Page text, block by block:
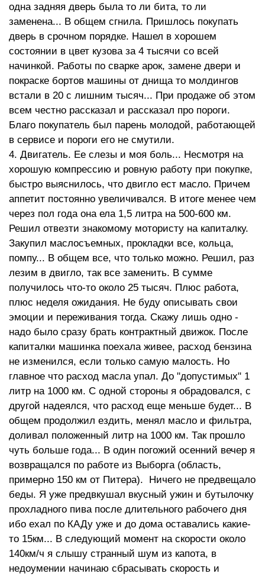
одна задняя дверь была то ли бита, то ли
заменена... В общем сгнила. Пришлось покупать
дверь в срочном порядке. Нашел в хорошем
состоянии в цвет кузова за 4 тысячи со всей
начинкой. Работы по сварке арок, замене двери и
покраске бортов машины от днища то молдингов
встали в 20 с лишним тысяч... При продаже об этом
всем честно рассказал и рассказал про пороги.
Благо покупатель был парень молодой, работающей
в сервисе и пороги его не смутили.
4. Двигатель. Ее слезы и моя боль... Несмотря на
хорошую компрессию и ровную работу при покупке,
быстро выяснилось, что двигло ест масло. Причем
аппетит постоянно увеличивался. В итоге менее чем
через пол года она ела 1,5 литра на 500-600 км.
Решил отвезти знакомому мотористу на капиталку.
Закупил маслосъемных, прокладки все, кольца,
помпу... В общем все, что только можно. Решил, раз
лезим в двигло, так все заменить. В сумме
получилось что-то около 25 тысяч. Плюс работа,
плюс неделя ожидания. Не буду описывать свои
эмоции и переживания тогда. Скажу лишь одно -
надо было сразу брать контрактный движок. После
капиталки машинка поехала живее, расход бензина
не изменился, если только самую малость. Но
главное что расход масла упал. До "допустимых" 1
литр на 1000 км. С одной стороны я обрадовался, с
другой надеялся, что расход еще меньше будет... В
общем продолжил ездить, менял масло и фильтра,
доливал положенный литр на 1000 км. Так прошло
чуть больше года... В один погожий осенний вечер я
возвращался по работе из Выборга (область,
примерно 150 км от Питера). Ничего не предвещало
беды. Я уже предвкушал вкусный ужин и бутылочку
прохладного пива после длительного рабочего дня
ибо ехал по КАДу уже и до дома оставались какие-
то 15км... В следующий момент на скорости около
140км/ч я слышу странный шум из капота, в
недоумении начинаю сбрасывать скорость и